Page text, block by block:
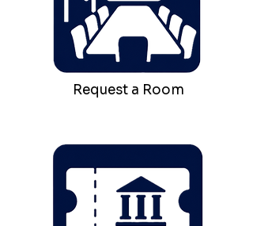
Request a Room